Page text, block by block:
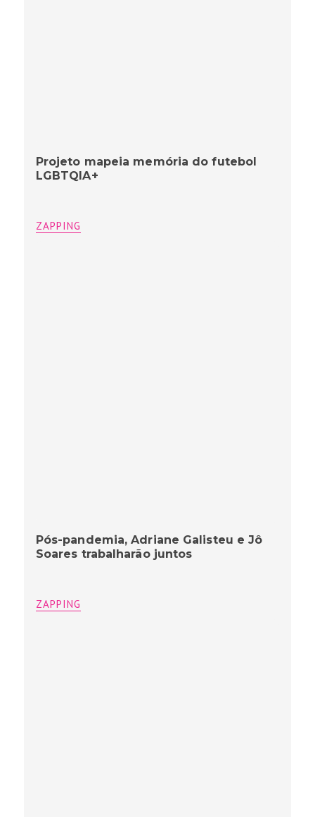
Projeto mapeia memória do futebol
LGBTQIA+
ZAPPING
Pós-pandemia, Adriane Galisteu e Jô
Soares trabalharão juntos
ZAPPING